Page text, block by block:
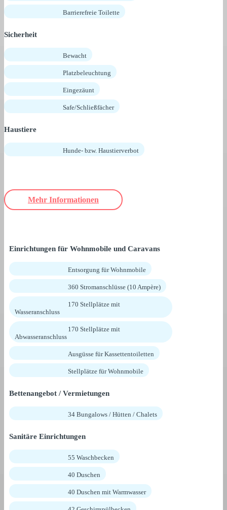
Barrierefreie Toilette
Sicherheit
Bewacht
Platzbeleuchtung
Eingezäunt
Safe/Schließfächer
Haustiere
Hunde- bzw. Haustierverbot
Mehr Informationen
Einrichtungen für Wohnmobile und Caravans
Entsorgung für Wohnmobile
360 Stromanschlüsse (10 Ampère)
170 Stellplätze mit
Wasseranschluss
170 Stellplätze mit
Abwasseranschluss
Ausgüsse für Kassettentoiletten
Stellplätze für Wohnmobile
Bettenangebot / Vermietungen
34 Bungalows / Hütten / Chalets
Sanitäre Einrichtungen
55 Waschbecken
40 Duschen
40 Duschen mit Warmwasser